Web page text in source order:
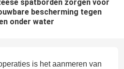
spatborden zorgen voor
bescherming tegen
onder water
is het aanmeren van